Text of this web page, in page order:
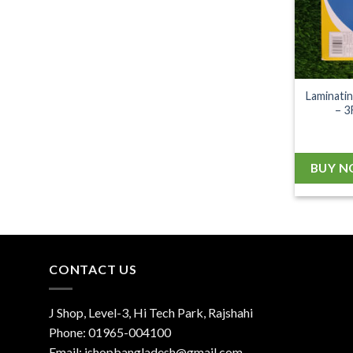
–
BUY
CONTACT US
J Shop, Level-3, Hi Tech Park, Rajshahi
Phone: 01965-004100